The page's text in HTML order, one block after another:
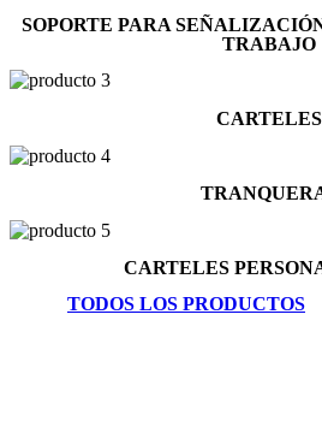
SOPORTE PARA
TRABAJO
CARTELES
CARTELES
TODOS LOS PRODUCTOS